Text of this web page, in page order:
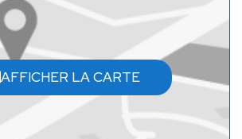
AFFICHER LA CARTE